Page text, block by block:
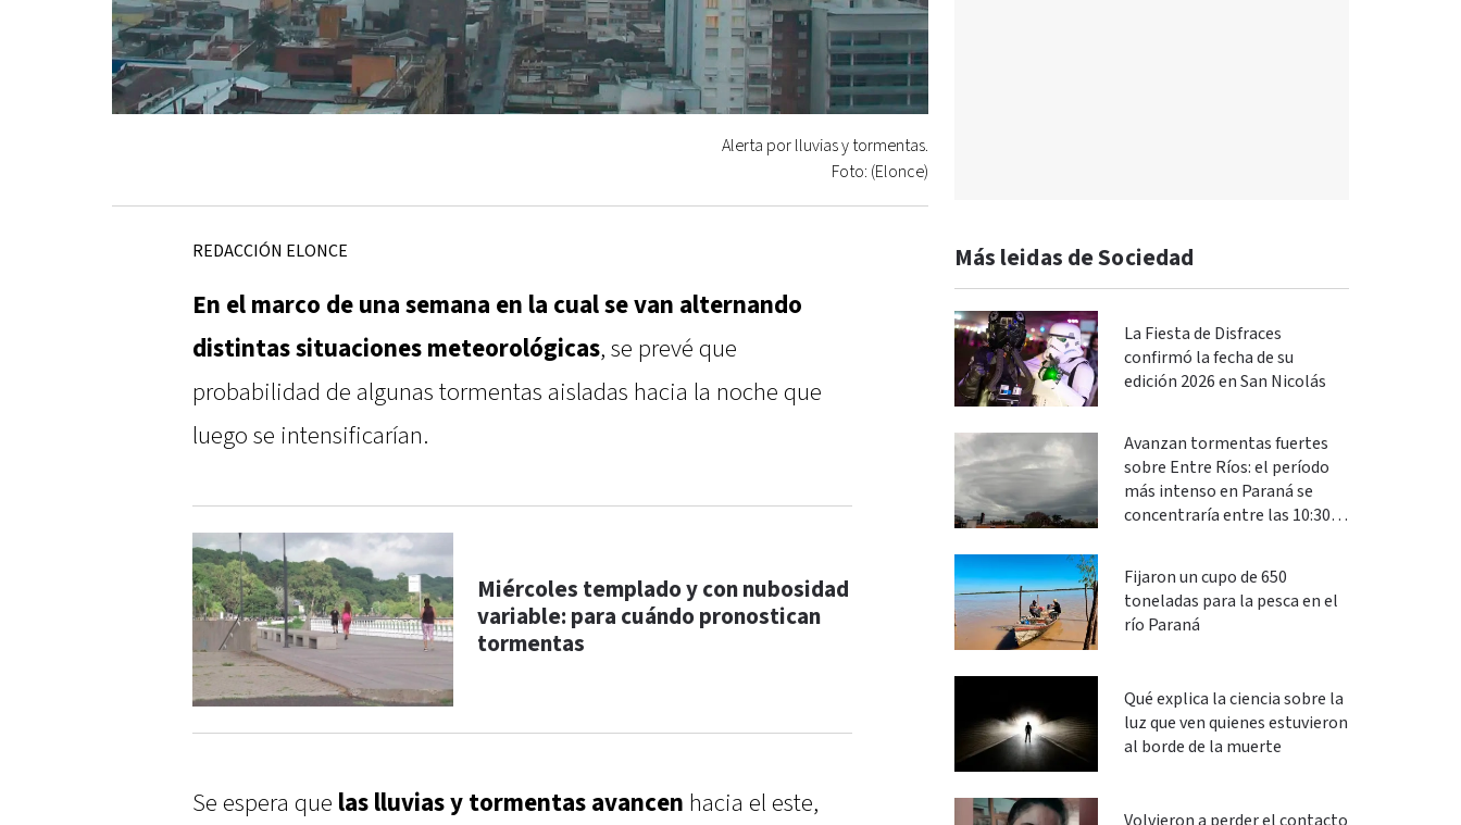
Alerta por lluvias y tormentas.
Foto: (Elonce)
REDACCIÓN ELONCE
En el marco de una semana en la cual se van alternando
distintas situaciones meteorológicas, se prevé que
probabilidad de algunas tormentas aisladas hacia la noche que
luego se intensificarían.
Miércoles templado y con nubosidad
variable: para cuándo pronostican
tormentas
Se espera que las lluvias y tormentas avancen hacia el este,
Más leidas de Sociedad
La Fiesta de Disfraces
confirmó la fecha de su
edición 2026 en San Nicolás
Avanzan tormentas fuertes
sobre Entre Ríos: el período
más intenso en Paraná se
concentraría entre las 10:30 y
Fijaron un cupo de 650
toneladas para la pesca en el
río Paraná
Qué explica la ciencia sobre la
luz que ven quienes estuvieron
al borde de la muerte